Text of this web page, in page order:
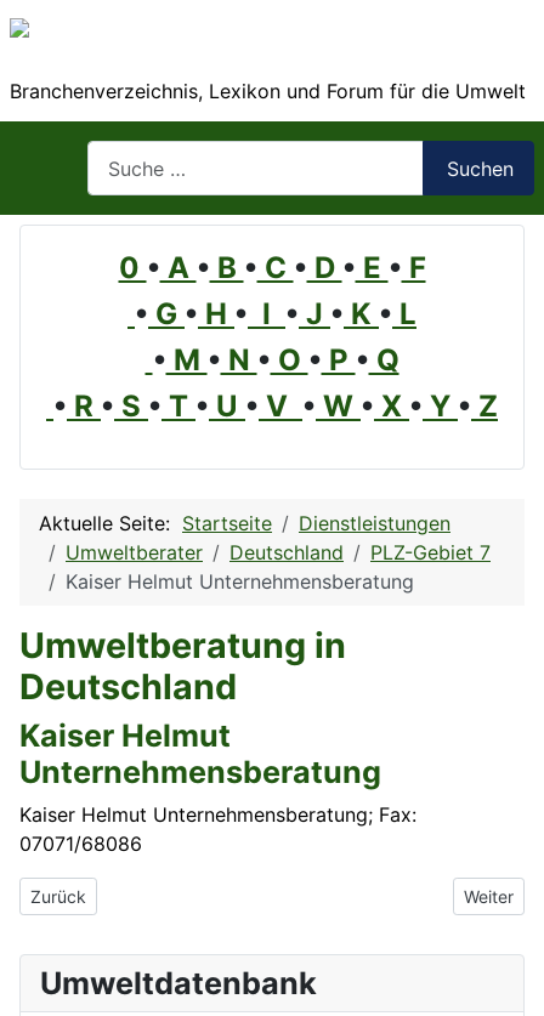
Branchenverzeichnis, Lexikon und Forum für die Umwelt
Suchen
0 • A • B • C • D • E • F
• G • H • I • J • K • L
• M • N • O • P • Q
• R • S • T • U • V • W • X • Y • Z
Aktuelle Seite: Startseite
Dienstleistungen
Umweltberater
Deutschland
PLZ-Gebiet 7
Kaiser Helmut Unternehmensberatung
Umweltberatung in
Deutschland
Kaiser Helmut
Unternehmensberatung
Kaiser Helmut Unternehmensberatung; Fax:
07071/68086
Vorheriger Beitrag: kairos Dr. Kurt Schurr Consulting GmbH
Zurück Nächster
Weiter
Umweltdatenbank